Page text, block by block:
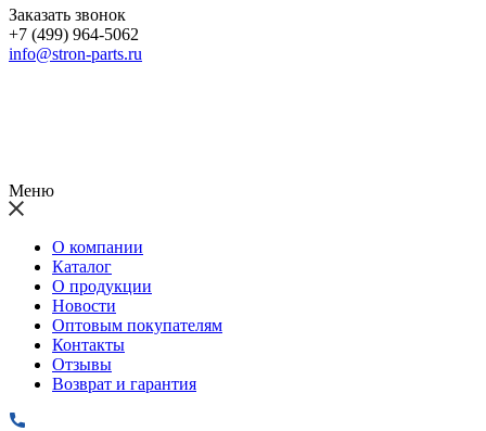
Заказать звонок
+7 (499) 964-5062
info@stron-parts.ru
Меню
О компании
Каталог
О продукции
Новости
Оптовым покупателям
Контакты
Отзывы
Возврат и гарантия